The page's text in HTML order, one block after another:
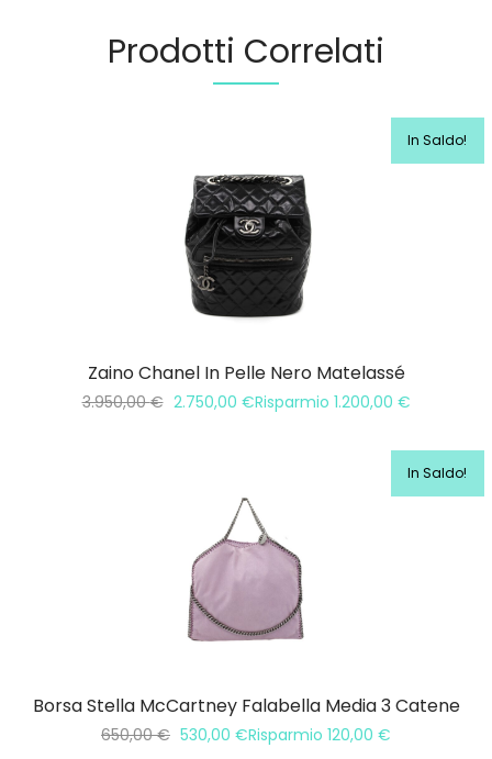
Prodotti Correlati
In Saldo!
Zaino Chanel In Pelle Nero Matelassé
3.950,00€ 2.750,00 €Risparmio 1.200,00 €
In Saldo!
Borsa Stella McCartney Falabella Media 3 Catene
650,00€ 530,00 €Risparmio 120,00 €